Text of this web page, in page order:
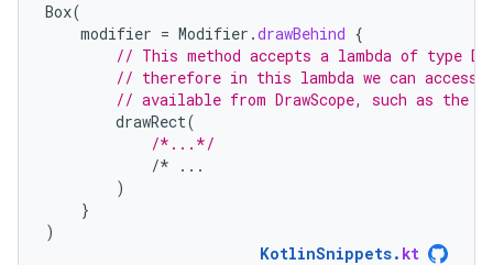
Box(
modifier = Modifier .drawBehind {
// This method accepts a lambda of type
// therefore in this lambda we can access
// available from DrawScope, such as the
drawRect(
/*...*/
/*
...
)
}
)
KotlinSnippets. kt